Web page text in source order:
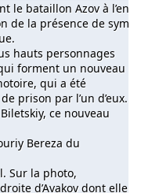
le bataillon Azov à
de la présence de
hauts personnages
forment un nouveau
qui a été
prison par l’un d’eux.
ce nouveau
Bereza du
Sur la photo,
d’Avakov dont elle